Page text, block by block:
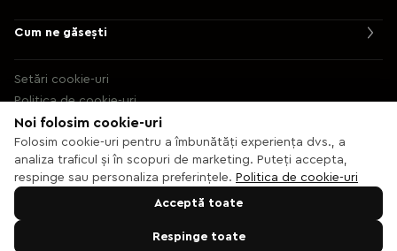
Cum ne găsești
Setări cookie-uri
Politica de cookie-uri
© 2013 – 2026 Ecaterix SRL
Noi folosim cookie-uri
Folosim cookie-uri pentru a îmbunătăți experiența dvs., a
analiza traficul și în scopuri de marketing. Puteți accepta,
respinge sau personaliza preferințele. Politica de cookie-uri
Acceptă toate
Respinge toate